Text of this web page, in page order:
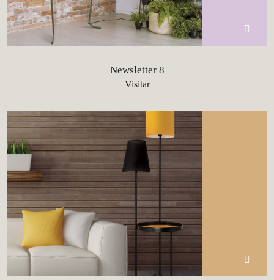
Newsletter 8
Visitar